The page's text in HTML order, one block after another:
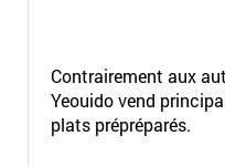
Contrairement aux
Yeouido vend
plats prépréparés.